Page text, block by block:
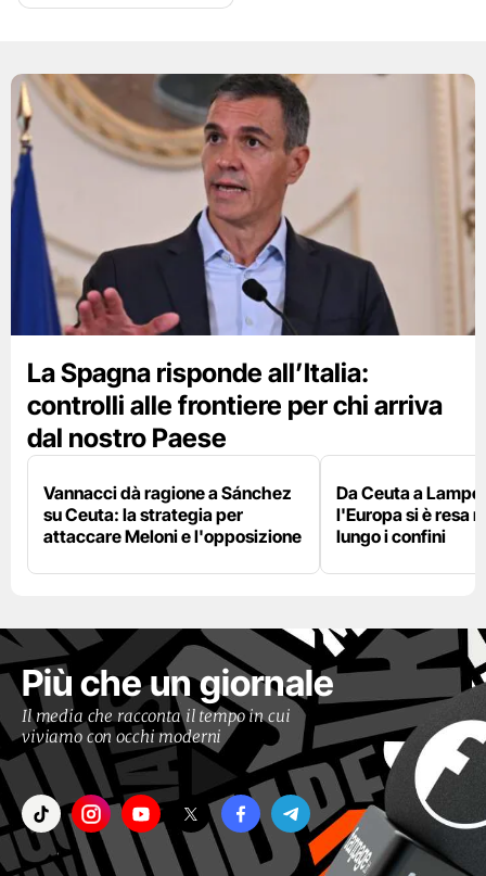
La Spagna risponde all’Italia:
controlli alle frontiere per chi arriva
dal nostro Paese
Vannacci dà ragione a Sánchez
su Ceuta: la strategia per
attaccare Meloni e l'opposizione
Da Ceuta a
l'Europa si è resa
lungo i confini
Più che un giornale
Il media che racconta il tempo in cui
viviamo con occhi moderni